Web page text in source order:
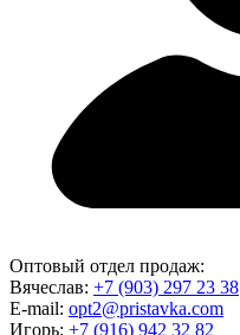
Оптовый отдел продаж:
Вячеслав: +7 (903) 297 23 38
E-mail: opt2@pristavka.com
Игорь: +7 (916) 942 32 82